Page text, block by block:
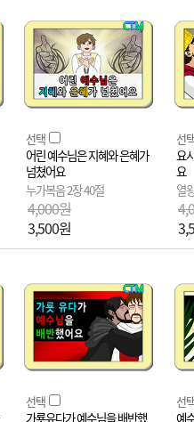
선택
어린 예수님은 지혜와 은혜가
넘쳤어요
누가복음 2장 40절
4,000원
3,500원
선
요
요
열
선택
가룟유다가 예수님을 배반했
선
예